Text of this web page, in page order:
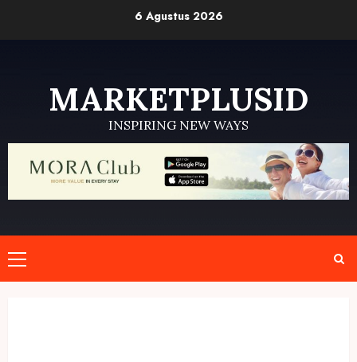
6 Agustus 2026
MARKETPLUSID
INSPIRING NEW WAYS
Primary
Menu